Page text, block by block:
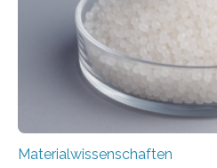
mit Kollegen aus
Schweiz direkt beobachtet,
Materialwissenschaften